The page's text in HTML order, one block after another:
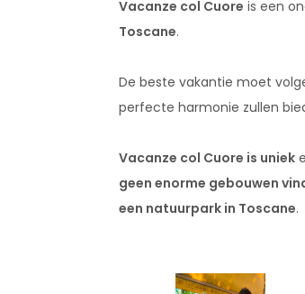
Vacanze col Cuore is een
Toscane.
De beste vakantie moet
perfecte harmonie zullen
Vacanze col Cuore is uniek
geen enorme gebouwen
een natuurpark in Toscane.